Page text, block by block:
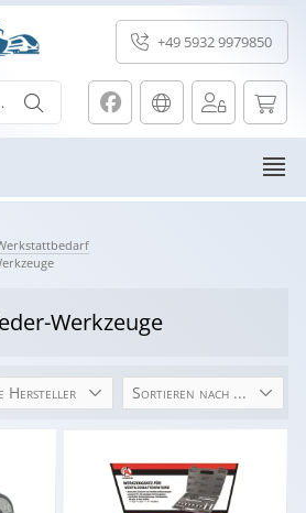
+49 5932 9979850
Werkzeuge
Hersteller Sortieren nach ...